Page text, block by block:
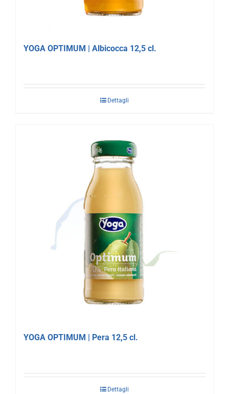
YOGA OPTIMUM | Albicocca 12,5 cl.
Dettagli
YOGA OPTIMUM | Pera 12,5 cl.
Dettagli